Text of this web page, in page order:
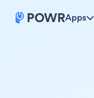
Apps